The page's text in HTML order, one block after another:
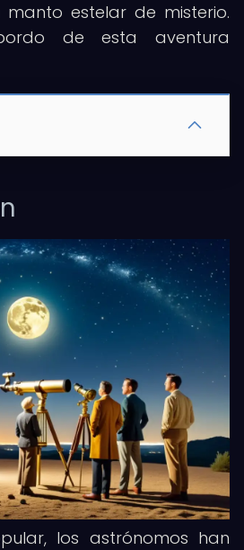
estelar de misterio.
de esta aventura
los astrónomos han